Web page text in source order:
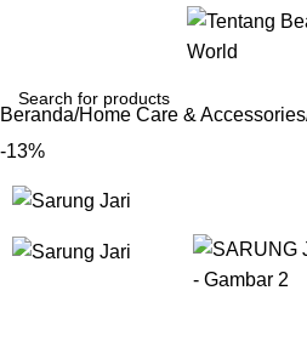
Beranda Home Care & Accessories
-13%